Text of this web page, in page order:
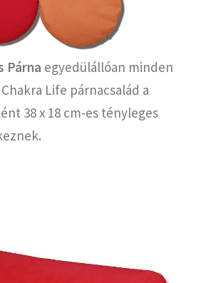
Párna egyedülállóan minden
Life párnacsalád a
38 x 18 cm-es tényleges